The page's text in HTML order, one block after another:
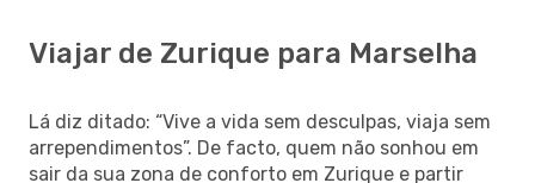
Viajar de Zurique para Marselha
Lá diz ditado: “Vive a vida sem desculpas, viaja sem
arrependimentos”. De facto, quem não sonhou em
sair da sua zona de conforto em Zurique e partir